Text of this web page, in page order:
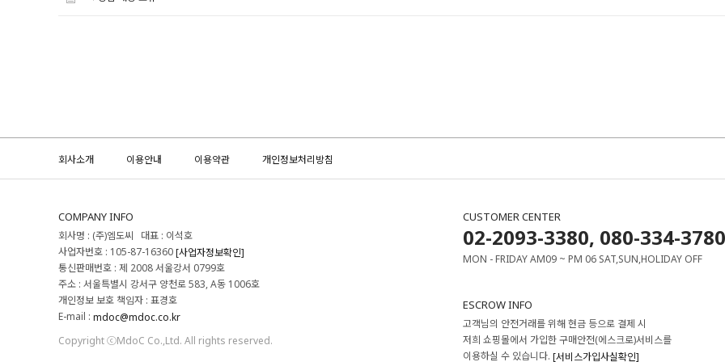
회사소개 이용안내 이용약관 개인정보처리방침
COMPANY INFO
회사명 : (주)엠도씨 대표 : 이석호
사업자번호 : 105-87-16360[사업자정보확인]
통신판매번호 : 제 2008 서울강서 0799호
주소 : 서울특별시 강서구 양천로 583, A동 1006호
개인정보 보호 책임자 : 표경호
E-mail : mdoc@mdoc.co.kr
Copyright ⓒMdoC Co.,Ltd. All rights reserved.
CUSTOMER CENTER
02-2093-3380, 080-334-3780
MON - FRIDAY AM09 ~ PM 06 SAT,SUN,HOLIDAY OFF
ESCROW INFO
고객님의 안전거래를 위해 현금 등으로 결제 시
저희 쇼핑몰에서 가입한 구매안전(에스크로)서비스를
이용하실 수 있습니다. [서비스가입사실확인]